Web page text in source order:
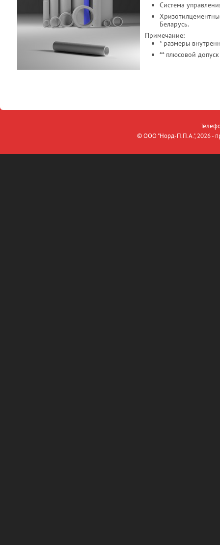
Система
Беларусь.
Примечание:
* размеры
** плюсовой
© OOO "Норд-П.П.А.", 2026 -